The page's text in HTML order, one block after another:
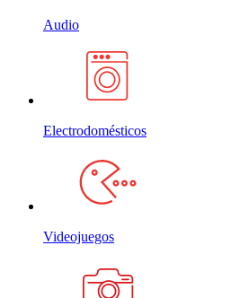
Audio
Electrodomésticos
Videojuegos